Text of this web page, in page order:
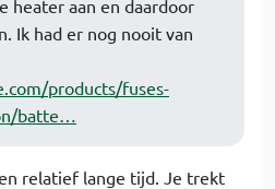
heater aan en daardoor
Ik had er nog nooit van
products/fuses-
batte…
relatief lange tijd. Je trekt